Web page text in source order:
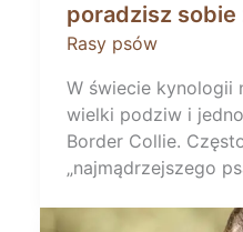
poradzisz
Rasy psów
W świecie kynologii
wielki podziw i
Border Collie.
„najmądrzejszego